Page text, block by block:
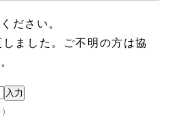
ださい。
ました。ご不明の方は協